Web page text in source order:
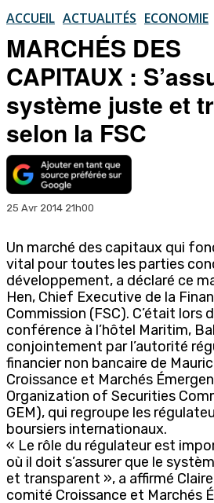
ACCUEIL ACTUALITÉS ECONOMIE
MARCHÉS DES
CAPITAUX :
système juste et
selon la FSC
25 Avr 2014 21h00
Un marché des capitaux qui
vital pour toutes les parties
développement, a déclaré ce
Hen, Chief Executive de la
Commission (FSC). C’était lors
conférence à l’hôtel Maritim,
conjointement par l’autorité
financier non bancaire de
Croissance et Marchés
Organization of Securities
GEM), qui regroupe les
boursiers internationaux.
« Le rôle du régulateur est
où il doit s’assurer que le
et transparent », a affirmé
comité Croissance et Marchés